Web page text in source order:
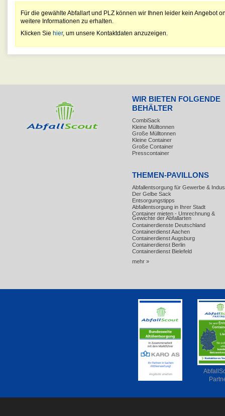
Für die gewählte Abfallart und PLZ können wir Ihnen leider kein Angebot
weitere Informationen zu erhalten.
Klicken Sie hier, um unsere Kontaktdaten anzuzeigen.
WIR BIETEN FOLGENDE
BEHÄLTER
CombiSack
Kleine Mülltonnen
Große Mülltonnen
Kleine Container
Große Container
Presscontainer
THEMEN-PAVILLONS
Abfallentsorgung für Gewerbe &
Der Gelbe Sack
Entsorgungstipps
Abfallentsorgung in Ihrer Stadt
Container mieten - Umrechnung &
Gewichte der Abfallarten
Containerdienste Deutschland
Containerdienst Aachen
Containerdienst Augsburg
Containerdienst Berlin
Containerdienst Bielefeld
mehr »